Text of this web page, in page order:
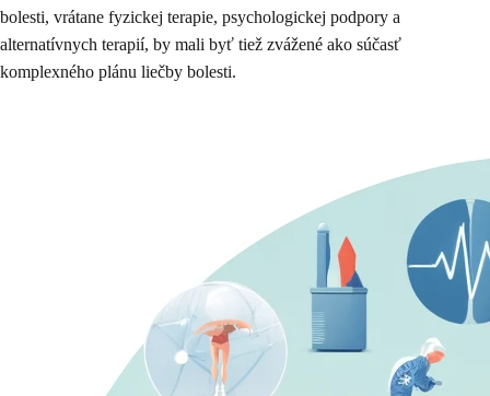
bolesti, vrátane fyzickej terapie, psychologickej podpory a
alternatívnych terapií, by mali byť tiež zvážené ako súčasť
komplexného plánu liečby bolesti.